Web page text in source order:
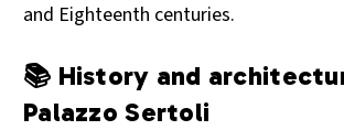
and Eighteenth centuries.
📚 History and
Palazzo Sertoli